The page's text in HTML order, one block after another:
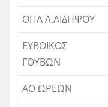
ΟΠΑ Λ.ΑΙΔΗΨΟΥ
ΕΥΒΟΙΚΟΣ
ΓΟΥΒΩΝ
ΑΟ ΩΡΕΩΝ